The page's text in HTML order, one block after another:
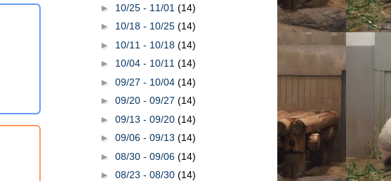
► 10/25 - 11/01 (14)
► 10/18 - 10/25 (14)
► 10/11 - 10/18 (14)
► 10/04 - 10/11 (14)
► 09/27 - 10/04 (14)
► 09/20 - 09/27 (14)
► 09/13 - 09/20 (14)
► 09/06 - 09/13 (14)
► 08/30 - 09/06 (14)
► 08/23 - 08/30 (14)